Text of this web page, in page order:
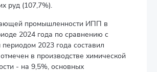
руд (107,7%).
промышленности ИПП в
2024 года по сравнению с
2023 года составил
в производстве химической
- на 9,5%, основных